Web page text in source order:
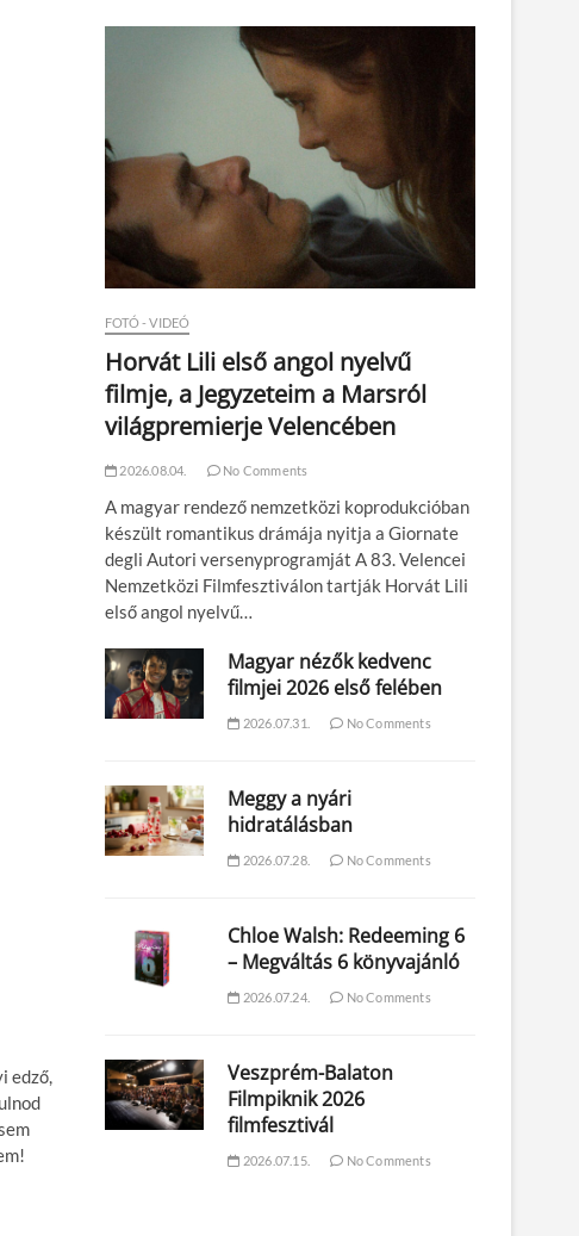
edző,
FOTÓ - VIDEÓ
Horvát Lili első angol nyelvű
filmje, a Jegyzeteim a Marsról
világpremierje Velencében
2026.08.04. No Comments
A magyar rendező nemzetközi koprodukcióban
készült romantikus drámája nyitja a Giornate
degli Autori versenyprogramját A 83. Velencei
Nemzetközi Filmfesztiválon tartják Horvát Lili
első angol nyelvű…
Magyar nézők kedvenc
filmjei 2026 első felében
2026.07.31. No Comments
Meggy a nyári
hidratálásban
2026.07.28. No Comments
Chloe Walsh: Redeeming 6
– Megváltás 6 könyvajánló
2026.07.24. No Comments
Veszprém-Balaton
Filmpiknik 2026
filmfesztivál
2026.07.15. No Comments